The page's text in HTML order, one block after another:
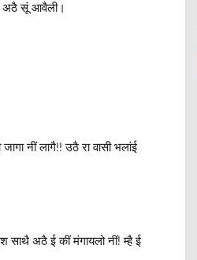
अठै सूं आवैली।
नीं लागै!! उठै रा वासी भलांई
साथै अठै ई कीं मंगायलो नीं! म्है ई